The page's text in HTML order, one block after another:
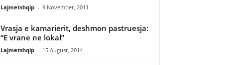
Lajmetshqip - 9 November, 2011
Vrasja e kamarierit, deshmon pastruesja:
“E vrane ne lokal”
Lajmetshqip - 15 August, 2014